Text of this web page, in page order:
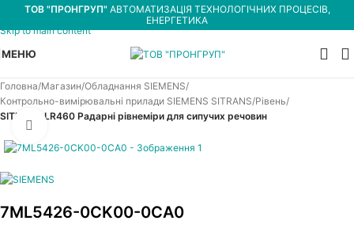
Skip to navigation
Skip to main content
ТОВ "ПРОНГРУП" АВТОМАТИЗАЦІЯ ТЕХНОЛОГІЧНИХ ПРОЦЕСІВ,
ЕНЕРГЕТИКА
МЕНЮ
Головна Магазин Обладнання SIEMENS
Контрольно-вимірювальні прилади SIEMENS SITRANS Рівень
SITRANS LR460 Радарні рівнеміри для сипучих речовин
7ML5426-0CK00-0CA0